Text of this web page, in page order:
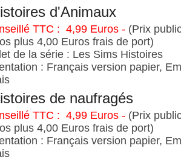
d'Animaux
TTC : 4,99 Euros - (Prix
plus 4,00 Euros frais de port)
de la série : Les Sims Histoires
: Français version papier,
de naufragés
TTC : 4,99 Euros - (Prix
plus 4,00 Euros frais de port)
: Français version papier,